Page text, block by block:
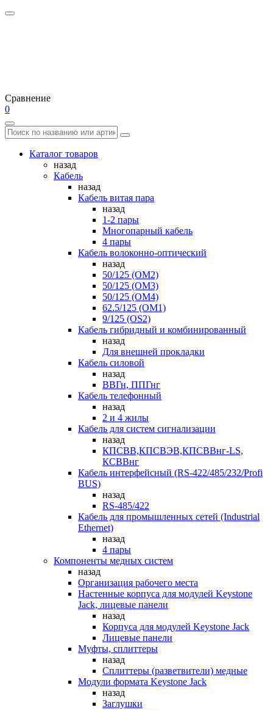
Сравнение
0
Каталог товаров
назад
Кабель
назад
Кабель витая пара
назад
1-2 пары
Многопарный кабель
4 пары
Кабель волоконно-оптический
назад
50/125 (OM2)
50/125 (OM3)
50/125 (OM4)
62.5/125 (OM1)
9/125 (OS2)
Кабель гибридный и комбинированный
назад
Для внешней прокладки
Кабель силовой
назад
ВВГн, ППГнг
Кабель телефонный
назад
2 и 4 жилы
Кабель для систем сигнализации
назад
КПСВВ,КПСВЭВ,КПСВВнг-LS,
КСВВнг
Кабель интерфейсный (RS-422/485/232/Profi
BUS)
назад
RS-485/422
Кабель для промышленных сетей (Industrial
Ethernet)
назад
4 пары
Компоненты медных систем
назад
Организация рабочего места
Настенные корпуса для модулей Keystone
Jack, лицевые панели
назад
Корпуса для модулей Keystone Jack
Лицевые панели
Муфты, сплиттеры
назад
Сплиттеры (разветвители) медные
Модули формата Keystone Jack
назад
Заглушки